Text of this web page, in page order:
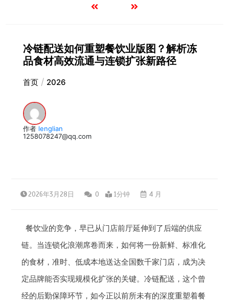
冷链配送如何重塑餐饮业版图？解析冻
品食材高效流通与连锁扩张新路径
首页 2026
作者 lenglian
1258078247@qq.com
2026年3月28日 0 1分钟 4 月
餐饮业的竞争，早已从门店前厅延伸到了后端的供应
链。当连锁化浪潮席卷而来，如何将一份新鲜、标准化
的食材，准时、低成本地送达全国数千家门店，成为决
定品牌能否实现规模化扩张的关键。冷链配送，这个曾
经的后勤保障环节，如今正以前所未有的深度重塑着餐